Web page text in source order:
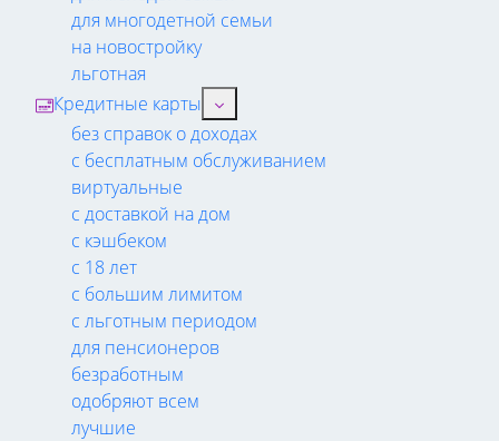
для многодетной семьи
на новостройку
льготная
Кредитные карты
без справок о доходах
с бесплатным обслуживанием
виртуальные
с доставкой на дом
с кэшбеком
с 18 лет
с большим лимитом
с льготным периодом
для пенсионеров
безработным
одобряют всем
лучшие